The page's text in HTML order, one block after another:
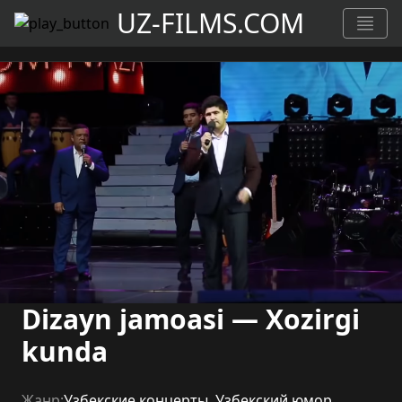
UZ-FILMS.COM
Dizayn jamoasi — Xozirgi
kunda